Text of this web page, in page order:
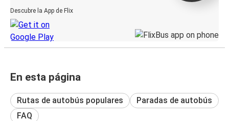
Descubre la App de Flix
En esta página
Rutas de autobús populares
Paradas de autobús
FAQ